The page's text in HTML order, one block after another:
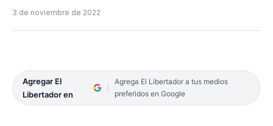
3 de noviembre de 2022
Agregar El
Libertador en
Agrega El Libertador a tus medios
preferidos en Google